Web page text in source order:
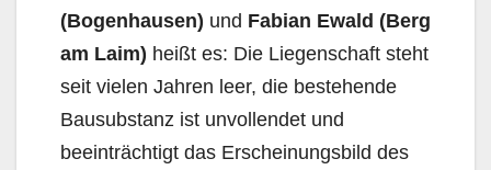
(Bogenhausen) und Fabian Ewald (Berg
am Laim) heißt es: Die Liegenschaft steht
seit vielen Jahren leer, die bestehende
Bausubstanz ist unvollendet und
beeinträchtigt das Erscheinungsbild des